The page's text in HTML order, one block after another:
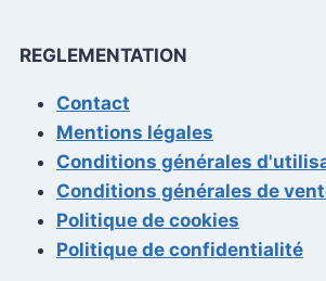
REGLEMENTATION
Contact
Mentions légales
Conditions générales
Conditions générales de
Politique de cookies
Politique de confidentialité